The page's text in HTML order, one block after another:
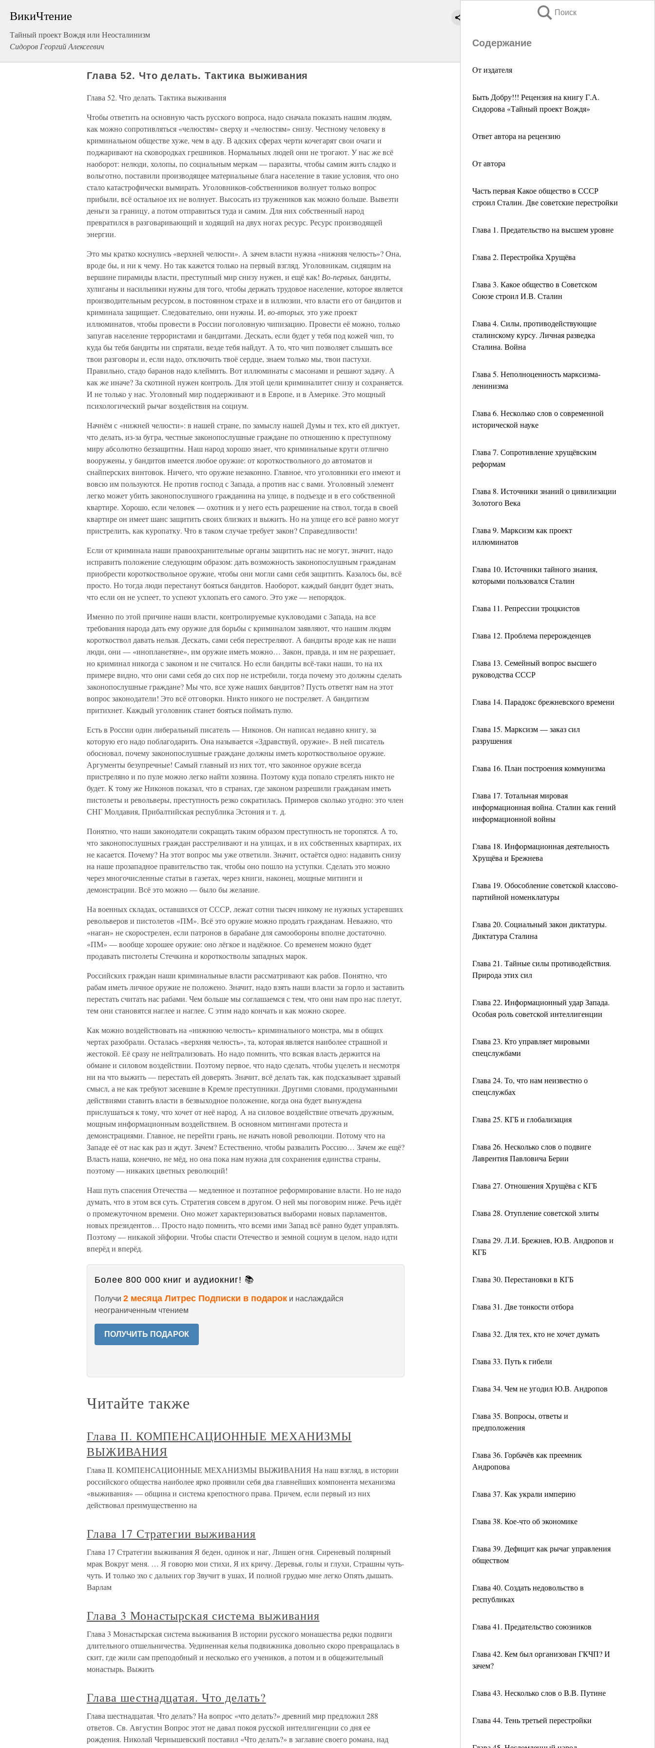
ВикиЧтение
Тайный проект Вождя или Неосталинизм
Сидоров Георгий Алексеевич
Поиск
Содержание
От издателя
Быть Добру!!! Рецензия на книгу Г.А.
Сидорова «Тайный проект Вождя»
Ответ автора на рецензию
От автора
Часть первая Какое общество в СССР
строил Сталин. Две советские перестройки
Глава 1. Предательство на высшем уровне
Глава 2. Перестройка Хрущёва
Глава 3. Какое общество в Советском
Союзе строил И.В. Сталин
Глава 4. Силы, противодействующие
сталинскому курсу. Личная разведка
Сталина. Война
Глава 5. Неполноценность марксизма-
ленинизма
Глава 6. Несколько слов о современной
исторической науке
Глава 7. Сопротивление хрущёвским
реформам
Глава 8. Источники знаний о цивилизации
Золотого Века
Глава 9. Марксизм как проект
иллюминатов
Глава 10. Источники тайного знания,
которыми пользовался Сталин
Глава 11. Репрессии троцкистов
Глава 12. Проблема перерожденцев
Глава 13. Семейный вопрос высшего
руководства СССР
Глава 14. Парадокс брежневского времени
Глава 15. Марксизм — заказ сил
разрушения
Глава 16. План построения коммунизма
Глава 17. Тотальная мировая
информационная война. Сталин как гений
информационной войны
Глава 18. Информационная деятельность
Хрущёва и Брежнева
Глава 19. Обособление советской классово-
партийной номенклатуры
Глава 20. Социальный закон диктатуры.
Диктатура Сталина
Глава 21. Тайные силы противодействия.
Природа этих сил
Глава 22. Информационный удар Запада.
Особая роль советской интеллигенции
Глава 23. Кто управляет мировыми
спецслужбами
Глава 24. То, что нам неизвестно о
спецслужбах
Глава 25. КГБ и глобализация
Глава 26. Несколько слов о подвиге
Лаврентия Павловича Берии
Глава 27. Отношения Хрущёва с КГБ
Глава 28. Отупление советской элиты
Глава 29. Л.И. Брежнев, Ю.В. Андропов и
КГБ
Глава 30. Перестановки в КГБ
Глава 31. Две тонкости отбора
Глава 32. Для тех, кто не хочет думать
Глава 33. Путь к гибели
Глава 34. Чем не угодил Ю.В. Андропов
Глава 35. Вопросы, ответы и
предположения
Глава 36. Горбачёв как преемник
Андропова
Глава 37. Как украли империю
Глава 38. Кое-что об экономике
Глава 39. Дефицит как рычаг управления
обществом
Глава 40. Создать недовольство в
республиках
Глава 41. Предательство союзников
Глава 42. Кем был организован ГКЧП? И
зачем?
Глава 43. Несколько слов о В.В. Путине
Глава 44. Тень третьей перестройки
Глава 52. Что делать. Тактика выживания
Глава 52. Что делать. Тактика выживания
Чтобы ответить на основную часть русского вопроса, надо сначала показать нашим людям,
как можно сопротивляться «челюстям» сверху и «челюстям» снизу. Честному человеку в
криминальном обществе хуже, чем в аду. В адских сферах черти кочегарят свои очаги и
поджаривают на сковородках грешников. Нормальных людей они не трогают. У нас же всё
наоборот: нелюди, холопы, по социальным меркам — паразиты, чтобы самим жить сладко и
вольготно, поставили производящее материальные блага население в такие условия, что оно
стало катастрофически вымирать. Уголовников-собственников волнует только вопрос
прибыли, всё остальное их не волнует. Высосать из тружеников как можно больше. Вывезти
деньги за границу, а потом отправиться туда и самим. Для них собственный народ
превратился в разговаривающий и ходящий на двух ногах ресурс. Ресурс производящей
энергии.
Это мы кратко коснулись «верхней челюсти». А зачем власти нужна «нижняя челюсть»? Она,
вроде бы, и ни к чему. Но так кажется только на первый взгляд. Уголовникам, сидящим на
вершине пирамиды власти, преступный мир снизу нужен, и ещё как! Во-первых, бандиты,
хулиганы и насильники нужны для того, чтобы держать трудовое население, которое является
производительным ресурсом, в постоянном страхе и в иллюзии, что власти его от бандитов и
криминала защищает. Следовательно, они нужны. И, во-вторых, это уже проект
иллюминатов, чтобы провести в России поголовную чипизацию. Провести её можно, только
запугав население террористами и бандитами. Дескать, если будет у тебя под кожей чип, то
куда бы тебя бандиты ни спрятали, везде тебя найдут. А то, что чип позволяет слышать все
твои разговоры и, если надо, отключить твоё сердце, знаем только мы, твои пастухи.
Правильно, стадо баранов надо клеймить. Вот иллюминаты с масонами и решают задачу. А
как же иначе? За скотиной нужен контроль. Для этой цели криминалитет снизу и сохраняется.
И не только у нас. Уголовный мир поддерживают и в Европе, и в Америке. Это мощный
психологический рычаг воздействия на социум.
Начнём с «нижней челюсти»: в нашей стране, по замыслу нашей Думы и тех, кто ей диктует,
что делать, из-за бугра, честные законопослушные граждане по отношению к преступному
миру абсолютно беззащитны. Наш народ хорошо знает, что криминальные круги отлично
вооружены, у бандитов имеется любое оружие: от короткоствольного до автоматов и
снайперских винтовок. Ничего, что оружие незаконно. Главное, что уголовники его имеют и
вовсю им пользуются. Не против господ с Запада, а против нас с вами. Уголовный элемент
легко может убить законопослушного гражданина на улице, в подъезде и в его собственной
квартире. Хорошо, если человек — охотник и у него есть разрешение на ствол, тогда в своей
квартире он имеет шанс защитить своих близких и выжить. Но на улице его всё равно могут
пристрелить, как куропатку. Что в таком случае требует закон? Справедливости!
Если от криминала наши правоохранительные органы защитить нас не могут, значит, надо
исправить положение следующим образом: дать возможность законопослушным гражданам
приобрести короткоствольное оружие, чтобы они могли сами себя защитить. Казалось бы, всё
просто. Но тогда люди перестанут бояться бандитов. Наоборот, каждый бандит будет знать,
что если он не успеет, то успеют ухлопать его самого. Это уже — непорядок.
Именно по этой причине наши власти, контролируемые кукловодами с Запада, на все
требования народа дать ему оружие для борьбы с криминалом заявляют, что нашим людям
короткоствол давать нельзя. Дескать, сами себя перестреляют. А бандиты вроде как не наши
люди, они — «инопланетяне», им оружие иметь можно… Закон, правда, и им не разрешает,
но криминал никогда с законом и не считался. Но если бандиты всё-таки наши, то на их
примере видно, что они сами себя до сих пор не истребили, тогда почему это должны сделать
законопослушные граждане? Мы что, все хуже наших бандитов? Пусть ответят нам на этот
вопрос законодатели! Это всё отговорки. Никто никого не постреляет. А бандитизм
притихнет. Каждый уголовник станет бояться поймать пулю.
Есть в России один либеральный писатель — Никонов. Он написал недавно книгу, за
которую его надо поблагодарить. Она называется «Здравствуй, оружие». В ней писатель
обосновал, почему законопослушные граждане должны иметь короткоствольное оружие.
Аргументы безупречные! Самый главный из них тот, что законное оружие всегда
пристреляно и по пуле можно легко найти хозяина. Поэтому куда попало стрелять никто не
будет. К тому же Никонов показал, что в странах, где законом разрешили гражданам иметь
пистолеты и револьверы, преступность резко сократилась. Примеров сколько угодно: это член
СНГ Молдавия, Прибалтийская республика Эстония и т. д.
Понятно, что наши законодатели сокращать таким образом преступность не торопятся. А то,
что законопослушных граждан расстреливают и на улицах, и в их собственных квартирах, их
не касается. Почему? На этот вопрос мы уже ответили. Значит, остаётся одно: надавить снизу
на наше прозападное правительство так, чтобы оно пошло на уступки. Сделать это можно
через многочисленные статьи в газетах, через книги, наконец, мощные митинги и
демонстрации. Всё это можно — было бы желание.
На военных складах, оставшихся от СССР, лежат сотни тысяч никому не нужных устаревших
револьверов и пистолетов «ПМ». Всё это оружие можно продать гражданам. Неважно, что
«наган» не скорострелен, если патронов в барабане для самообороны вполне достаточно.
«ПМ» — вообще хорошее оружие: оно лёгкое и надёжное. Со временем можно будет
продавать пистолеты Стечкина и короткостволы западных марок.
Российских граждан наши криминальные власти рассматривают как рабов. Понятно, что
рабам иметь личное оружие не положено. Значит, надо взять наши власти за горло и заставить
перестать считать нас рабами. Чем больше мы соглашаемся с тем, что они нам про нас плетут,
тем они становятся наглее и наглее. С этим надо кончать и как можно скорее.
Как можно воздействовать на «нижнюю челюсть» криминального монстра, мы в общих
чертах разобрали. Осталась «верхняя челюсть», та, которая является наиболее страшной и
жестокой. Её сразу не нейтрализовать. Но надо помнить, что всякая власть держится на
обмане и силовом воздействии. Поэтому первое, что надо сделать, чтобы уцелеть и несмотря
ни на что выжить — перестать ей доверять. Значит, всё делать так, как подсказывает здравый
смысл, а не как требуют засевшие в Кремле преступники. Другими словами, продуманными
действиями ставить власти в безвыходное положение, когда она будет вынуждена
прислушаться к тому, что хочет от неё народ. А на силовое воздействие отвечать дружным,
мощным информационным воздействием. В основном митингами протеста и
демонстрациями. Главное, не перейти грань, не начать новой революции. Потому что на
Западе её от нас как раз и ждут. Зачем? Естественно, чтобы развалить Россию… Зачем же ещё?
Власть наша, конечно, не мёд, но она пока нам нужна для сохранения единства страны,
поэтому — никаких цветных революций!
Наш путь спасения Отечества — медленное и поэтапное реформирование власти. Но не надо
думать, что в этом вся суть. Стратегия совсем в другом. О ней мы поговорим ниже. Речь идёт
о промежуточном времени. Оно может характеризоваться выборами новых парламентов,
новых президентов… Просто надо помнить, что всеми ими Запад всё равно будет управлять.
Поэтому — никакой эйфории. Чтобы спасти Отечество и земной социум в целом, надо идти
вперёд и вперёд.
Более 800 000 книг и аудиокниг! 📚
Получи 2 месяца Литрес Подписки в подарок и наслаждайся
неограниченным чтением
ПОЛУЧИТЬ ПОДАРОК
Читайте также
Глава II. КОМПЕНСАЦИОННЫЕ МЕХАНИЗМЫ
ВЫЖИВАНИЯ
Глава II. КОМПЕНСАЦИОННЫЕ МЕХАНИЗМЫ ВЫЖИВАНИЯ На наш взгляд, в истории
российского общества наиболее ярко проявили себя два главнейших компонента механизма
«выживания» — община и система крепостного права. Причем, если первый из них
действовал преимущественно на
Глава 17 Стратегии выживания
Глава 17 Стратегии выживания Я беден, одинок и наг, Лишен огня. Сиреневый полярный
мрак Вокруг меня. … Я говорю мои стихи, Я их кричу. Деревья, голы и глухи, Страшны чуть-
чуть. И только эхо с дальних гор Звучит в ушах, И полной грудью мне легко Опять дышать.
Варлам
Глава 3 Монастырская система выживания
Глава 3 Монастырская система выживания В истории русского монашества редки подвиги
длительного отшельничества. Уединенная келья подвижника довольно скоро превращалась в
скит, где жили сам преподобный и несколько его учеников, а потом и в общежительный
монастырь. Выжить
Глава шестнадцатая. Что делать?
Глава шестнадцатая. Что делать? На вопрос «что делать?» древний мир предложил 288
ответов. Св. Августин Вопрос этот не давал покоя русской интеллигенции со дня ее
рождения. Николай Чернышевский поставил «Что делать?» в заглавие своего романа, над